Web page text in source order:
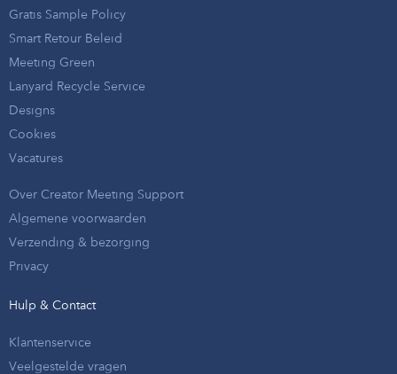
Gratis Sample Policy
Smart Retour Beleid
Meeting Green
Lanyard Recycle Service
Designs
Cookies
Vacatures
Over Creator Meeting Support
Algemene voorwaarden
Verzending & bezorging
Privacy
Hulp & Contact
Klantenservice
Veelgestelde vragen